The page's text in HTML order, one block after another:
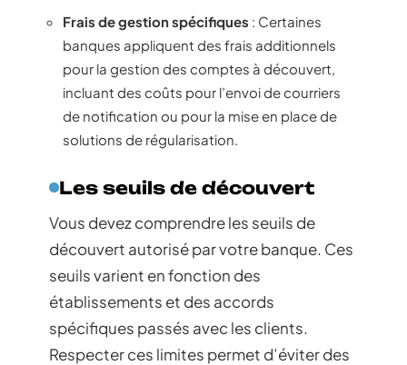
Frais de gestion spécifiques : Certaines
banques appliquent des frais additionnels
pour la gestion des comptes à découvert,
incluant des coûts pour l’envoi de courriers
de notification ou pour la mise en place de
solutions de régularisation.
Les seuils de découvert
Vous devez comprendre les seuils de
découvert autorisé par votre banque. Ces
seuils varient en fonction des
établissements et des accords
spécifiques passés avec les clients.
Respecter ces limites permet d’éviter des